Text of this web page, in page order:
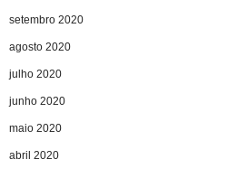
setembro 2020
agosto 2020
julho 2020
junho 2020
maio 2020
abril 2020